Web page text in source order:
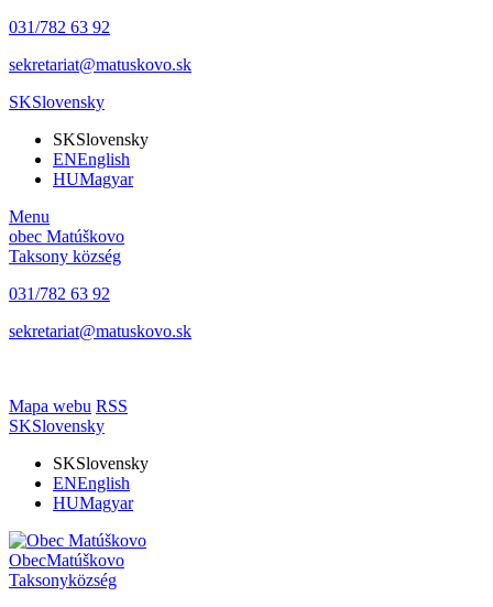
031/782 63 92
sekretariat@matuskovo.sk
SKSlovensky
SKSlovensky
ENEnglish
HUMagyar
Menu
obec Matúškovo
Taksony község
031/782 63 92
sekretariat@matuskovo.sk
Mapa webu RSS
SKSlovensky
SKSlovensky
ENEnglish
HUMagyar
ObecMatúškovo
Taksonyközség